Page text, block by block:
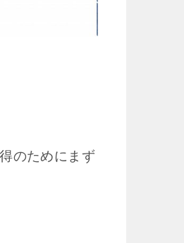
のためにまず